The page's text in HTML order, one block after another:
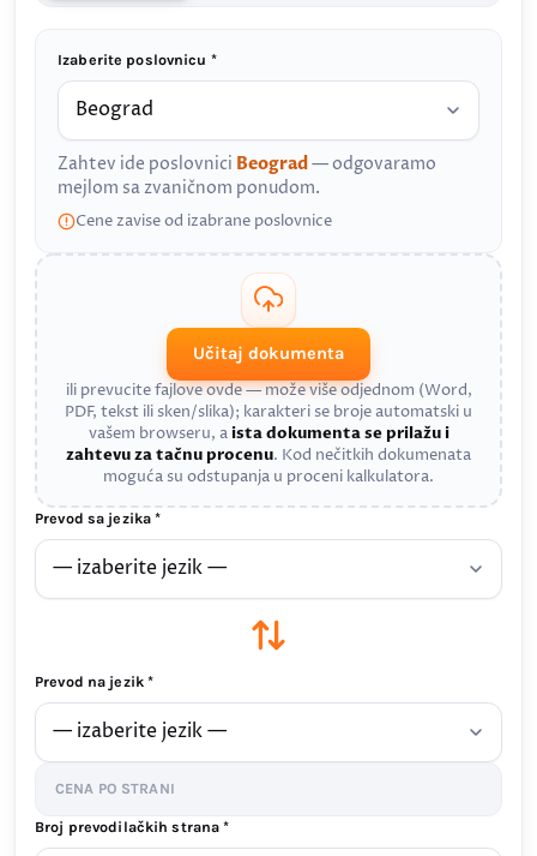
Izaberite poslovnicu *
Zahtev ide poslovnici Beograd— odgovaramo
mejlom sa zvaničnom ponudom.
Cene zavise od izabrane poslovnice
Učitaj dokumenta
ili prevucite fajlove ovde — može više odjednom (Word,
PDF, tekst ili sken/slika); karakteri se broje automatski u
vašem browseru, aista dokumenta se prilažu i
zahtevu za tačnu procenu. Kod nečitkih dokumenata
moguća su odstupanja u proceni kalkulatora.
Prevod sa jezika *
Prevod na jezik *
CENA PO STRANI
Broj prevodilačkih strana *